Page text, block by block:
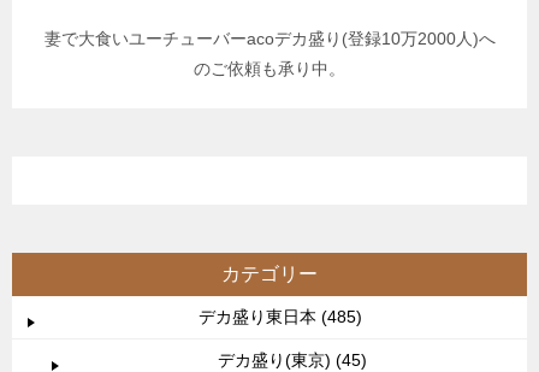
妻で大食いユーチューバーacoデカ盛り(登録10万2000人)へ
のご依頼も承り中。
カテゴリー
デカ盛り東日本 (485)
デカ盛り(東京) (45)